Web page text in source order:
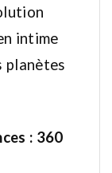
intime
planètes
: 360